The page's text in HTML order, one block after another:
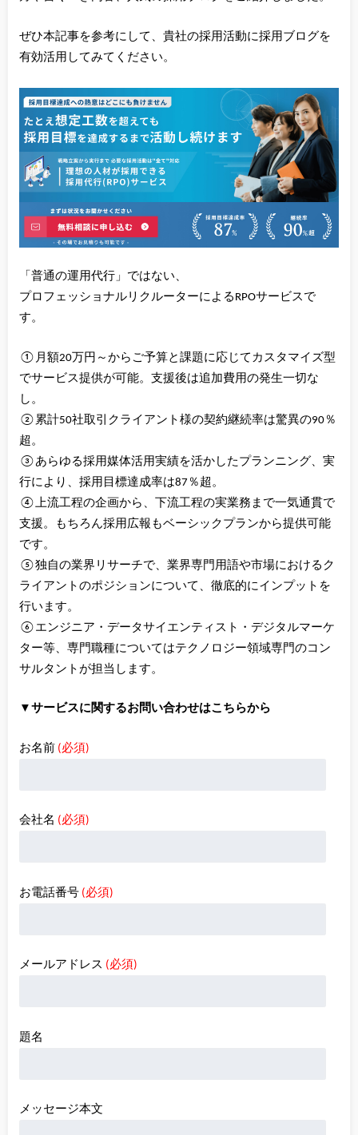
ぜひ本記事を参考にして、貴社の採用活動に採用ブログを
有効活用してみてください。
「普通の運用代行」ではない、
プロフェッショナルリクルーターによるRPOサービスで
す。
①月額20万円～からご予算と課題に応じてカスタマイズ型
でサービス提供が可能。支援後は追加費用の発生一切な
し。
②累計50社取引クライアント様の契約継続率は驚異の90％
超。
③あらゆる採用媒体活用実績を活かしたプランニング、実
行により、採用目標達成率は87％超。
④上流工程の企画から、下流工程の実業務まで一気通貫で
支援。もちろん採用広報もベーシックプランから提供可能
です。
⑤独自の業界リサーチで、業界専門用語や市場におけるク
ライアントのポジションについて、徹底的にインプットを
行います。
⑥エンジニア・データサイエンティスト・デジタルマーケ
ター等、専門職種についてはテクノロジー領域専門のコン
サルタントが担当します。
▼サービスに関するお問い合わせはこちらから
お名前 (必須)
会社名 (必須)
お電話番号 (必須)
メールアドレス (必須)
題名
メッセージ本文